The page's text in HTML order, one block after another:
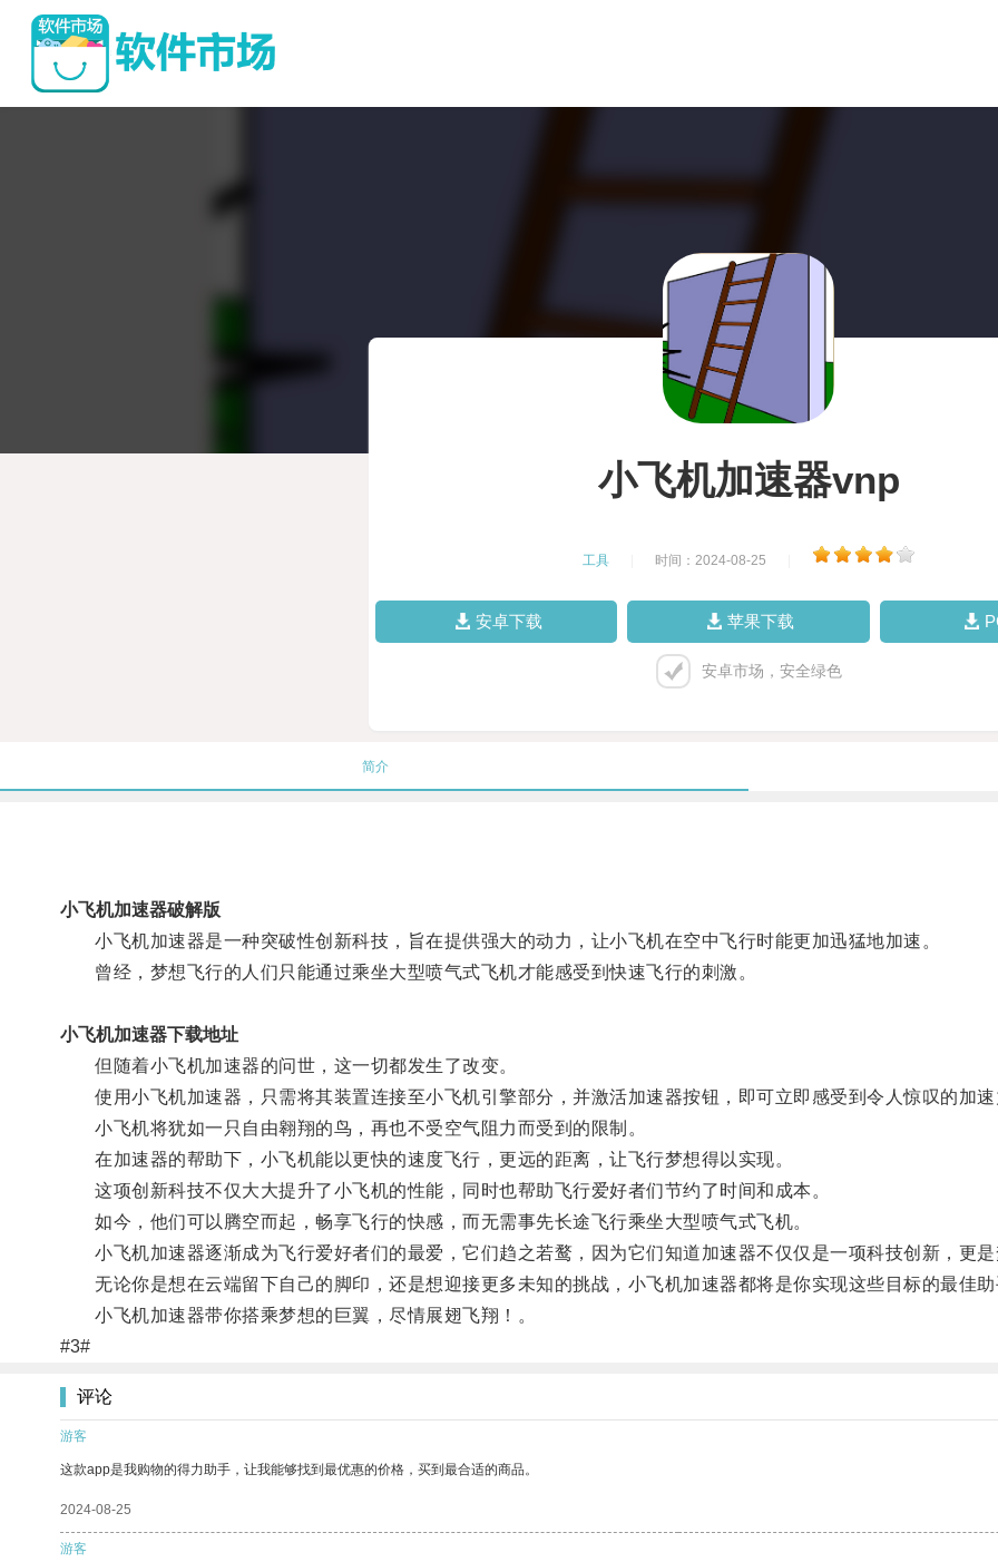
小飞机加速器vnp
工具 时间：2024-08-25
安卓下载 苹果下载
安卓市场，安全绿色
简介
小飞机加速器破解版
小飞机加速器是一种突破性创新科技，旨在提供强大的动力，让小飞机在空中飞行时能更加迅猛地加速。
曾经，梦想飞行的人们只能通过乘坐大型喷气式飞机才能感受到快速飞行的刺激。
小飞机加速器下载地址
但随着小飞机加速器的问世，这一切都发生了改变。
使用小飞机加速器，只需将其装置连接至小飞机引擎部分，并激活加速器按钮，即可立即感受到令人惊叹的加速
小飞机将犹如一只自由翱翔的鸟，再也不受空气阻力而受到的限制。
在加速器的帮助下，小飞机能以更快的速度飞行，更远的距离，让飞行梦想得以实现。
这项创新科技不仅大大提升了小飞机的性能，同时也帮助飞行爱好者们节约了时间和成本。
如今，他们可以腾空而起，畅享飞行的快感，而无需事先长途飞行乘坐大型喷气式飞机。
小飞机加速器逐渐成为飞行爱好者们的最爱，它们趋之若鹜，因为它们知道加速器不仅仅是一项科技创新，更是
无论你是想在云端留下自己的脚印，还是想迎接更多未知的挑战，小飞机加速器都将是你实现这些目标的最佳助
小飞机加速器带你搭乘梦想的巨翼，尽情展翅飞翔！。
#3#
评论
游客
这款app是我购物的得力助手，让我能够找到最优惠的价格，买到最合适的商品。
2024-08-25
游客